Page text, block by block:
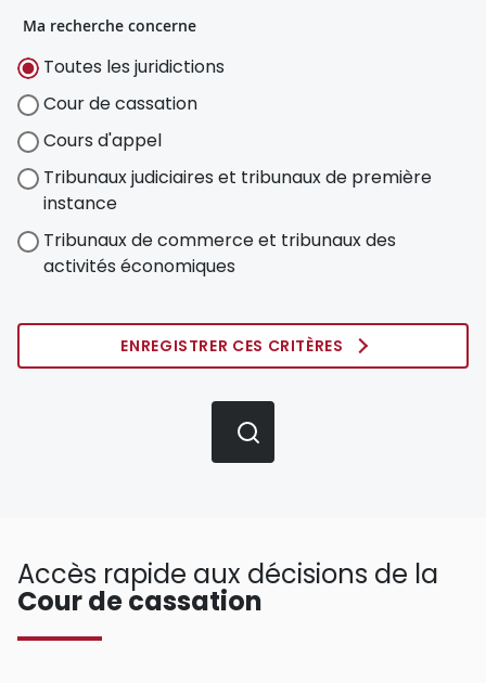
Ma recherche concerne
Toutes les juridictions
Cour de cassation
Cours d'appel
Tribunaux judiciaires et tribunaux de première
instance
Tribunaux de commerce et tribunaux des
activités économiques
ENREGISTRER CES CRITÈRES
Accès rapide aux décisions de la
Cour de cassation